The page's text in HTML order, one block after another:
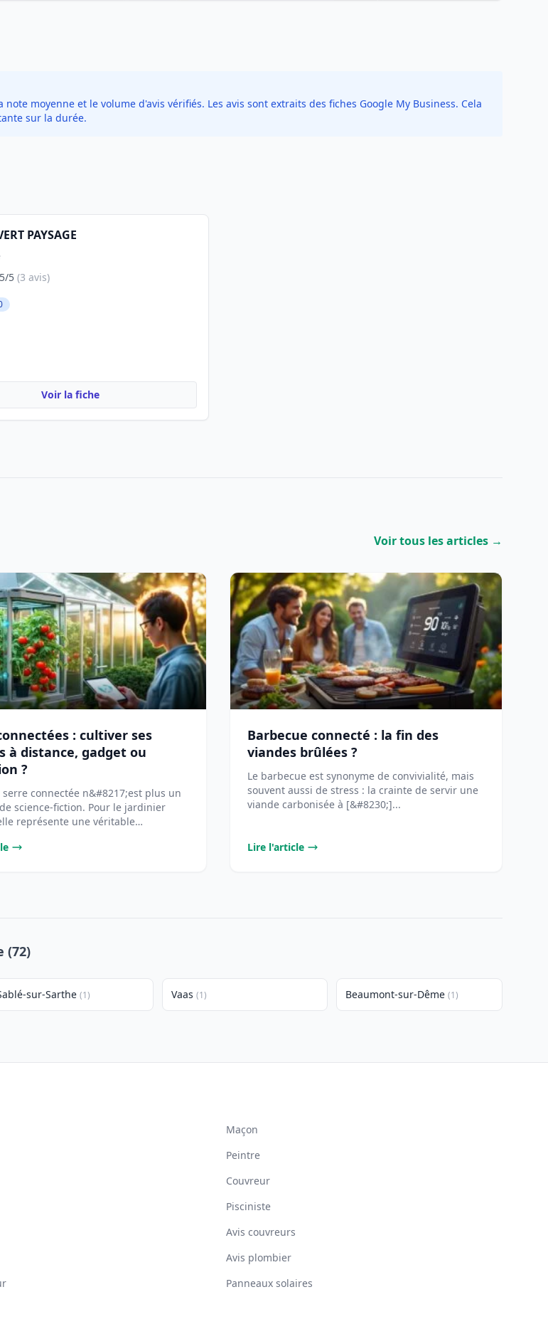
moyenne et le volume d'avis vérifiés. Les avis sont extraits des fiches Google My Business. Cela
sur la durée.
PAYSAGE
5/5(3 avis)
Voir la fiche
Voir tous les articles →
: cultiver ses
à distance, gadget ou
?
serre connectée n&#8217;est plus un
science-fiction. Pour le jardinier
représente une véritable
Barbecue connecté : la fin des
viandes brûlées ?
Le barbecue est synonyme de convivialité, mais
souvent aussi de stress : la crainte de servir une
viande carbonisée à [&#8230;]...
Lire l'article
(72)
sur-Sarthe (1) Vaas (1) Beaumont-sur-Dême (1)
Maçon
Peintre
Couvreur
Pisciniste
Avis couvreurs
Avis plombier
Panneaux solaires